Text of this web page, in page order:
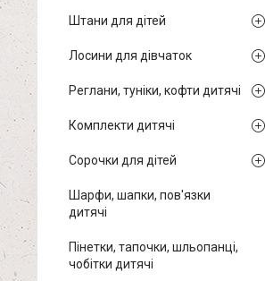
Штани для дітей
Лосини для дівчаток
Реглани, туніки, кофти дитячі
Комплекти дитячі
Сорочки для дітей
Шарфи, шапки, пов'язки
дитячі
Пінетки, тапочки, шльопанці,
чобітки дитячі